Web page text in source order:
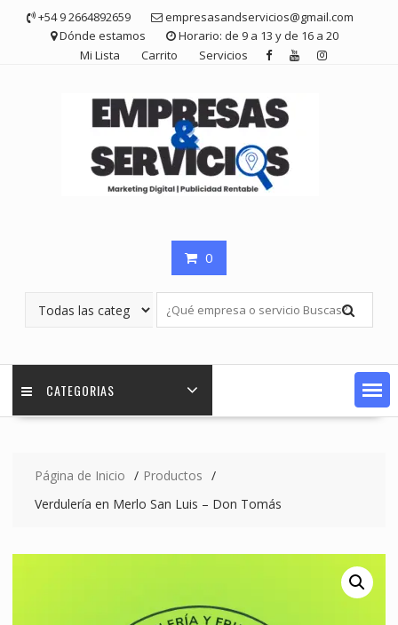
contenido
+54 9 2664892659
empresasandservicios@gmail.com
Dónde estamos
Horario: de 9 a 13 y de 16 a 20
Mi Lista
Carrito Servicios
0
CATEGORIAS
Página de Inicio
Productos
Verdulería en Merlo San Luis – Don Tomás